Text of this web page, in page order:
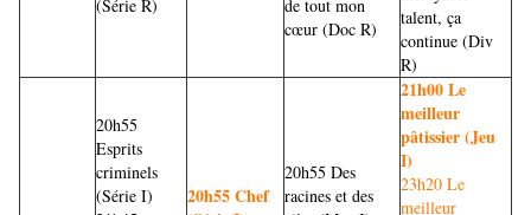
(Série R)
de tout mon
cœur (Doc R)
talent, ça
continue (Div
R)
20h55
Esprits
criminels
(Série I)
20h55 Chef
20h55 Des
racines et des
21h00 Le
meilleur
pâtissier (Jeu
I)
23h20 Le
meilleur